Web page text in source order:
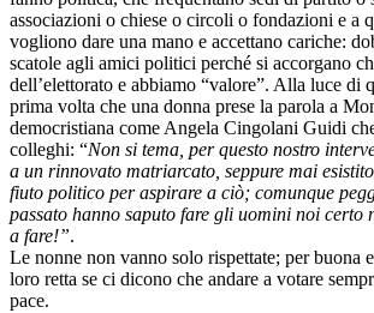
associazioni o chiese o circoli o fondazioni e a
vogliono dare una mano e accettano cariche:
scatole agli amici politici perché si accorgano
dell’elettorato e abbiamo “valore”. Alla luce di
prima volta che una donna prese la parola a
democristiana come Angela Cingolani Guidi
colleghi: “Non si tema, per questo nostro
a un rinnovato matriarcato, seppure mai
fiuto politico per aspirare a ciò; comunque
passato hanno saputo fare gli uomini noi certo
a fare!”.
Le nonne non vanno solo rispettate; per buona
loro retta se ci dicono che andare a votare
pace.